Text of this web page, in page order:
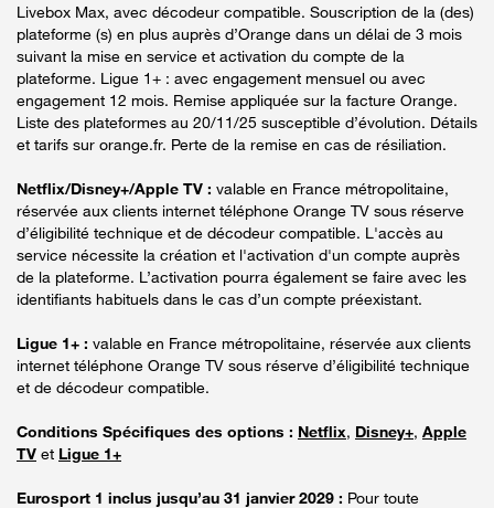
Livebox Max, avec décodeur compatible. Souscription de la (des)
plateforme (s) en plus auprès d’Orange dans un délai de 3 mois
suivant la mise en service et activation du compte de la
plateforme. Ligue 1+ : avec engagement mensuel ou avec
engagement 12 mois. Remise appliquée sur la facture Orange.
Liste des plateformes au 20/11/25 susceptible d’évolution. Détails
et tarifs sur orange.fr. Perte de la remise en cas de résiliation.
Netflix/Disney+/Apple TV : valable en France métropolitaine,
réservée aux clients internet téléphone Orange TV sous réserve
d’éligibilité technique et de décodeur compatible. L'accès au
service nécessite la création et l'activation d'un compte auprès
de la plateforme. L’activation pourra également se faire avec les
identifiants habituels dans le cas d’un compte préexistant.
Ligue 1+ : valable en France métropolitaine, réservée aux clients
internet téléphone Orange TV sous réserve d’éligibilité technique
et de décodeur compatible.
Conditions Spécifiques des options : Netflix, Disney+, Apple
TV et Ligue 1+
Eurosport 1 inclus jusqu’au 31 janvier 2029 : Pour toute